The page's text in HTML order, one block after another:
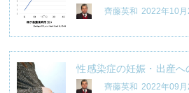
齊藤英和 2022年10月
性感染症の妊娠・出産へ
齊藤英和 2022年09月